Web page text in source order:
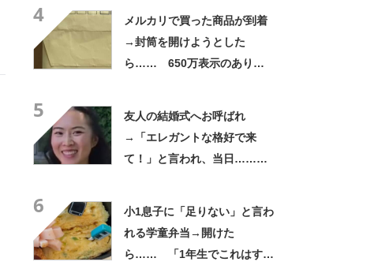
4
メルカリで買った商品が到着
→封筒を開けようとした
ら…… 650万表示のありえ
5
友人の結婚式へお呼ばれ
→「エレガントな格好で来
て！」と言われ、当日……ま
6
小1息子に「足りない」と言わ
れる学童弁当→開けた
ら…… 「1年生でこれはすご